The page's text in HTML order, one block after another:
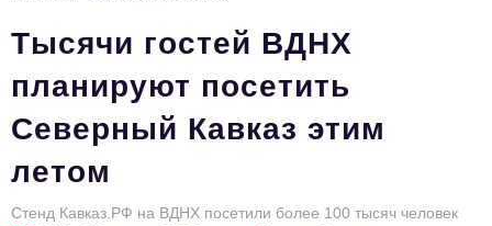
Цитаты
Аналитика
Главное
Интервью
Сделано в России
Тысячи гостей ВДНХ
планируют посетить
Северный Кавказ этим
летом
Стенд Кавказ.РФ на ВДНХ посетили более 100 тысяч человек